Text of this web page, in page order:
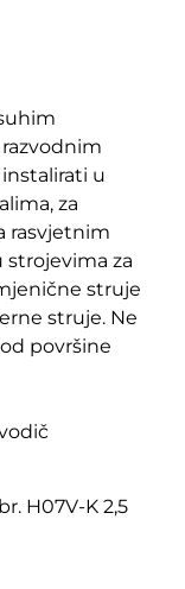
u
za
rasvjetnim
strojevima za
struje
struje. Ne
površine
H07V-K 2,5